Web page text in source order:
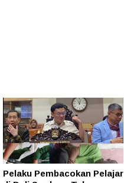
Pelaku Pembacokan Pelajar